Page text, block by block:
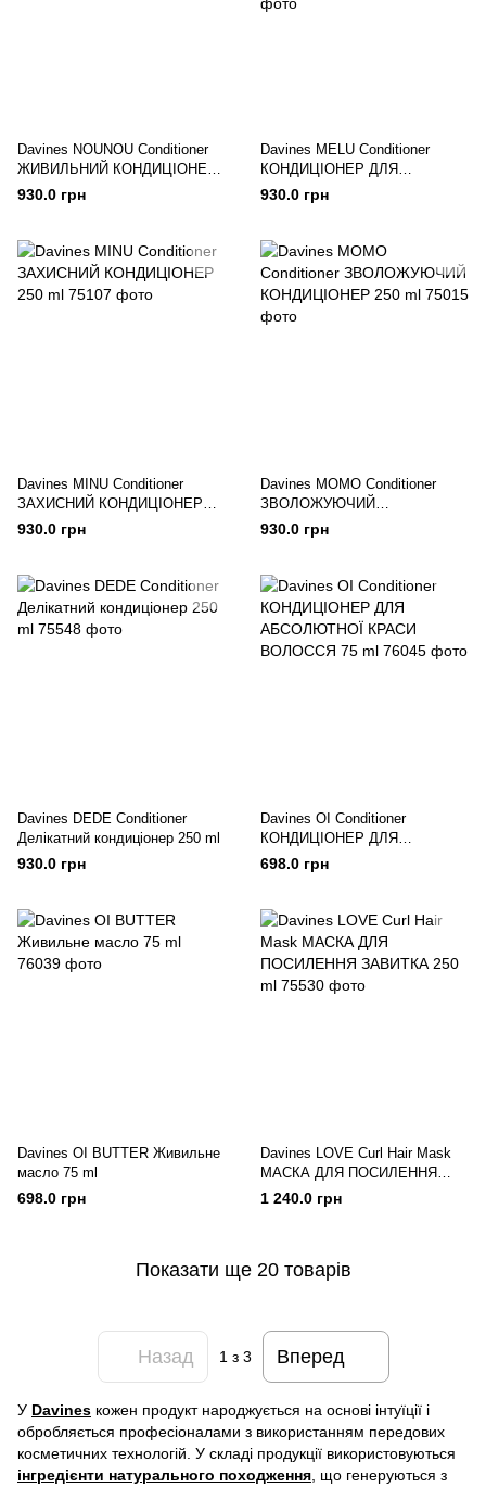
Davines NOUNOU Conditioner
ЖИВИЛЬНИЙ КОНДИЦІОНЕР
250 МЛ
930.0 грн
Davines MELU Conditioner
КОНДИЦІОНЕР ДЛЯ
ПОПЕРЕДЖЕННЯ ЛОМКОСТІ
930.0 грн
Davines MINU Conditioner
ЗАХИСНИЙ КОНДИЦІОНЕР
250 ml
930.0 грн
Davines MOMO Conditioner
ЗВОЛОЖУЮЧИЙ
КОНДИЦІОНЕР 250 ml
930.0 грн
Davines DEDE Conditioner
Делікатний кондиціонер 250 ml
930.0 грн
Davines OI Conditioner
КОНДИЦІОНЕР ДЛЯ
АБСОЛЮТНОЇ КРАСИ
ВОЛОССЯ 75 ml
698.0 грн
Davines OI BUTTER Живильне
масло 75 ml
698.0 грн
Davines LOVE Curl Hair Mask
МАСКА ДЛЯ ПОСИЛЕННЯ
ЗАВИТКА 250 ml
1 240.0 грн
Показати ще 20 товарів
Назад 1з 3 Вперед
У Davines кожен продукт народжується на основі інтуїції і
обробляється професіоналами з використанням передових
косметичних технологій. У складі продукції використовуються
інгредієнти натурального походження, що генеруються з